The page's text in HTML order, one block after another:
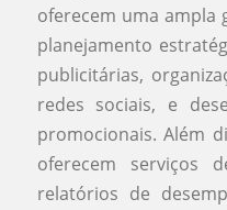
oferecem uma ampla
planejamento
publicitárias,
redes sociais, e
promocionais. Além
oferecem serviços
relatórios de